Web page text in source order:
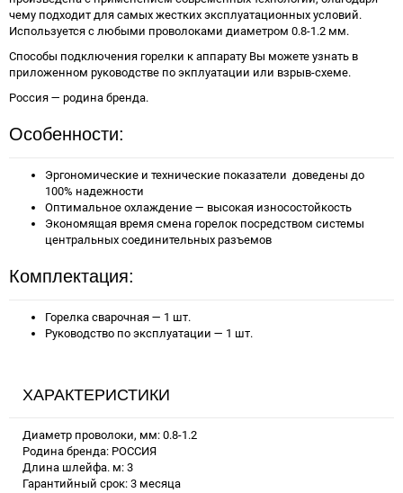
чему подходит для самых жестких эксплуатационных условий.
Используется с любыми проволоками диаметром 0.8-1.2 мм.
Способы подключения горелки к аппарату Вы можете узнать в
приложенном руководстве по экплуатации или взрыв-схеме.
Россия — родина бренда.
Особенности:
Эргономические и технические показатели доведены до
100% надежности
Оптимальное охлаждение — высокая износостойкость
Экономящая время смена горелок посредством системы
центральных соединительных разъемов
Комплектация:
Горелка сварочная — 1 шт.
Руководство по эксплуатации — 1 шт.
ХАРАКТЕРИСТИКИ
Диаметр проволоки, мм: 0.8-1.2
Родина бренда: РОССИЯ
Длина шлейфа. м: 3
Гарантийный срок: 3 месяца